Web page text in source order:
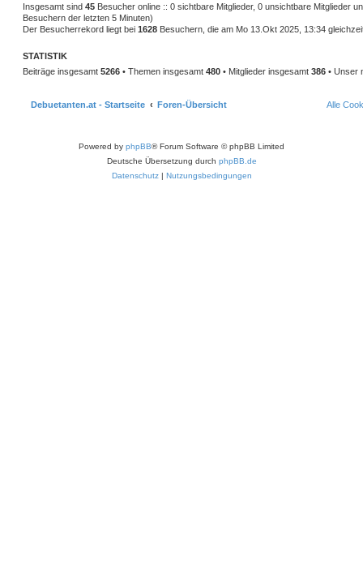
a
g
Insgesamt sind 45 Besucher online :: 0 sichtbare Mitglieder, 0 unsichtbare Mitglieder
Besuchern der letzten 5 Minuten)
Der Besucherrekord liegt bei 1628 Besuchern, die am Mo 13.Okt 2025, 13:34
STATISTIK
Beiträge insgesamt 5266 • Themen insgesamt 480 • Mitglieder insgesamt 386 • Unser
Debuetanten.at - Startseite Foren-Übersicht Alle
Powered by phpBB® Forum Software © phpBB Limited
Deutsche Übersetzung durch phpBB.de
Datenschutz | Nutzungsbedingungen